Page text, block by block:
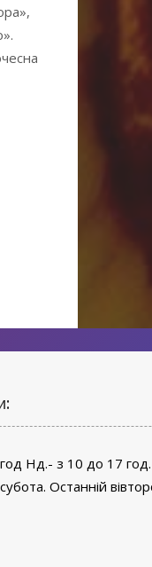
Нд.- з 10 до 17 год.
субота. Останній